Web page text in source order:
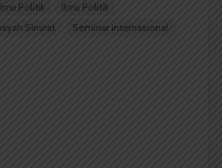
Politik
Ilmu Politik
Sinurat
Seminar internasional